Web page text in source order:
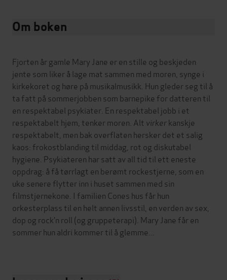
Om boken
Fjorten år gamle Mary Jane er en stille og beskjeden
jente som liker å lage mat sammen med moren, synge i
kirkekoret og høre på musikalmusikk. Hun gleder seg til å
ta fatt på sommerjobben som barnepike for datteren til
en respektabel psykiater. En respektabel jobb i et
respektabelt hjem, tenker moren. Alt virkerkanskje
respektabelt, men bak overflaten hersker det et salig
kaos: frokostblanding til middag, rot og diskutabel
hygiene. Psykiateren har satt av all tid til ett eneste
oppdrag: å få tørrlagt en berømt rockestjerne, som en
uke senere flytter inn i huset sammen med sin
filmstjernekone. I familien Cones hus får hun
orkesterplass til en helt annen livsstil, en verden av sex,
dop og rock’n roll (og gruppeterapi). Mary Jane får en
sommer hun aldri kommer til å glemme...